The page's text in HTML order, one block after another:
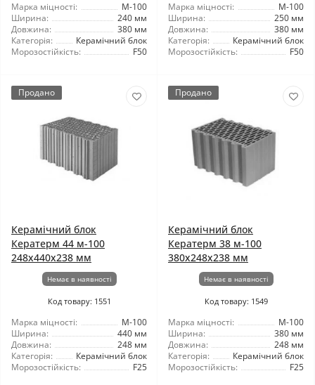
Марка міцності:
М-100
Ширина:
240 мм
Довжина:
380 мм
Категорія:
Керамічний блок
Морозостійкість:
F50
Марка міцності:
М-100
Ширина:
250 мм
Довжина:
380 мм
Категорія:
Керамічний блок
Морозостійкість:
F50
Продано
Керамічний блок
Кератерм 44 м-100
248x440x238 мм
Немає в наявності
Код товару: 1551
Марка міцності:
М-100
Ширина:
440 мм
Довжина:
248 мм
Категорія:
Керамічний блок
Морозостійкість:
F25
Продано
Керамічний блок
Кератерм 38 м-100
380x248x238 мм
Немає в наявності
Код товару: 1549
Марка міцності:
М-100
Ширина:
380 мм
Довжина:
248 мм
Категорія:
Керамічний блок
Морозостійкість:
F25